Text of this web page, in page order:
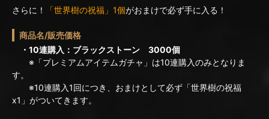
さらに！ 「世界樹の祝福」1個がおまけで必ず手に入る！
商品名/販売価格
・10連購入：ブラックストーン 3000個
※「プレミアムアイテムガチャ」は10連購入のみとなりま
す。
※10連購入1回につき、おまけとして必ず「世界樹の祝福
x1」がついてきます。